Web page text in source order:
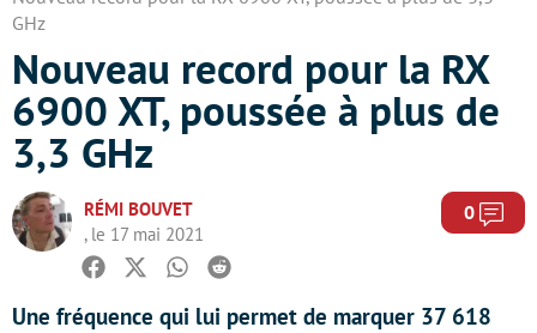
GHz
Nouveau record pour la RX
6900 XT, poussée à plus de
3,3 GHz
RÉMI BOUVET
, le 17 mai 2021
0
Facebook
TwitterWhatsapp
Reddit
Une fréquence qui lui permet de marquer 37 618